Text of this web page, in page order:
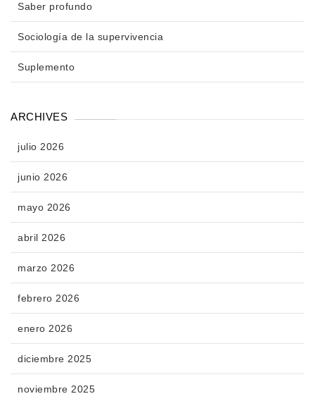
Saber profundo
Sociología de la supervivencia
Suplemento
ARCHIVES
julio 2026
junio 2026
mayo 2026
abril 2026
marzo 2026
febrero 2026
enero 2026
diciembre 2025
noviembre 2025